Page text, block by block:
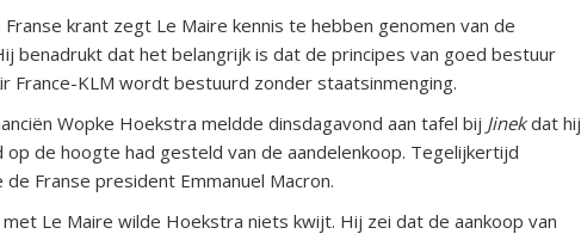
krant zegt Le Maire kennis te hebben genomen van de
benadrukt dat het belangrijk is dat de principes van goed bestuur
France-KLM wordt bestuurd zonder staatsinmenging.
Wopke Hoekstra meldde dinsdagavond aan tafel bij Jinekdat hij
op de hoogte had gesteld van de aandelenkoop. Tegelijkertijd
Franse president Emmanuel Macron.
Le Maire wilde Hoekstra niets kwijt. Hij zei dat de aankoop van